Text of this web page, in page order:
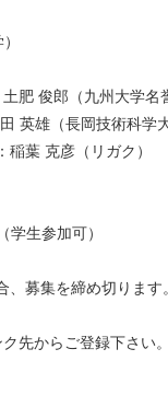
俊郎（九州大学名
長岡技術科学大
克彦（リガク）
生参加可）
募集を締め切ります。
先からご登録下さい。